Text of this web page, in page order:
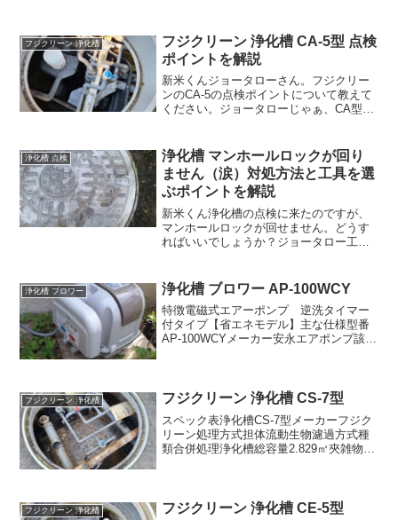
フジクリーン 浄化槽
フジクリーン 浄化槽 CA-5型 点検
ポイントを解説
新米くんジョータローさん。フジクリー
ンのCA-5の点検ポイントについて教えて
ください。ジョータローじゃぁ、CA型の
士の浄島ジョータローです。今回は、フ
ジクリーン 浄...
浄化槽 点検
浄化槽 マンホールロックが回り
ません（涙）対処方法と工具を選
ぶポイントを解説
新米くん浄化槽の点検に来たのですが、
マンホールロックが回せません。どうす
ればいいでしょうか？ジョータロー工具
って開けるかは重要です。この記事で
は、マンホールロックを回す...
浄化槽 ブロワー 浄化槽 ブロワー AP-100WCY
特徴電磁式エアーポンプ 逆洗タイマー
付タイプ【省エネモデル】主な仕様型番
AP-100WCYメーカー安永エアポンプ該当
フジクリーン 浄化槽 フジクリーン 浄化槽 CS-7型
スペック表浄化槽CS-7型メーカーフジク
リーン処理方式担体流動生物濾過方式種
類合併処理浄化槽総容量2.829㎥夾雑物除
フジクリーン 浄化槽 フジクリーン 浄化槽 CE-5型